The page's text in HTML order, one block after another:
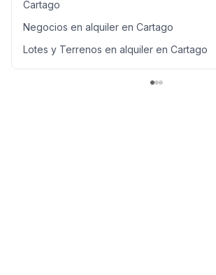
Cartago
Negocios en alquiler en Cartago
Lotes y Terrenos en alquiler en Cartago